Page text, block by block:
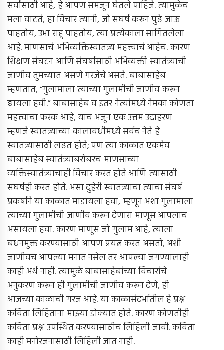
सर्वांसाठी आहे, हे आपण समजून घेतले पाहिजे. त्यामुळेच
मला वाटतं, हा विचार त्यांनी, जो संघर्ष करून पुढे जाऊ
पाहतोय, उभा राहू पाहतोय, त्या प्रत्येकाला सांगितलेला
आहे. माणसाचं अभिव्यक्तिस्वातंत्र्य महत्त्वाचं आहेच. कारण
शिक्षण संघटन आणि संघर्षासाठी अभिव्यक्ती स्वातंत्र्याची
जाणीव तुमच्यात असणे गरजेचे असते. बाबासाहेब
म्हणतात, “गुलामाला त्याच्या गुलामीची जाणीव करून
द्यायला हवी.” बाबासाहेब व इतर नेत्यांमध्ये नेमका कोणता
महत्त्वाचा फरक आहे, याचं अजून एक उत्तम उदाहरण
म्हणजे स्वातंत्र्याच्या कालावधीमध्ये सर्वच नेते हे
स्वातंत्र्यासाठी लढत होते; पण त्या काळात एकमेव
बाबासाहेब स्वातंत्र्याबरोबरच माणसाच्या
व्यक्तिस्वातंत्र्याचाही विचार करत होते आणि त्यासाठी
संघर्षही करत होते. असा दुहेरी स्वातंत्र्याचा त्यांचा संघर्ष
प्रकर्षाने या काळात मांडायला हवा, म्हणून अशा गुलामाला
त्याच्या गुलामीची जाणीव करून देणारा माणूस आपलाच
असायला हवा. कारण माणूस जो गुलाम आहे, त्याला
बंधनमुक्त करण्यासाठी आपण प्रयत्न करत असतो, अशी
जाणीवच आपल्या मनात नसेल तर आपल्या जगण्यालाही
काही अर्थ नाही. त्यामुळे बाबासाहेबांच्या विचारांचे
अनुकरण करून ही गुलामीची जाणीव करून देणे, ही
आजच्या काळाची गरज आहे. या काळासंदर्भातील हे प्रश्न
कविता लिहिताना माझ्या डोक्यात होते. कारण कोणतीही
कविता प्रश्न उपस्थित करण्यासाठीच लिहिली जावी. कविता
काही मनोरंजनासाठी लिहिली जात नाही.